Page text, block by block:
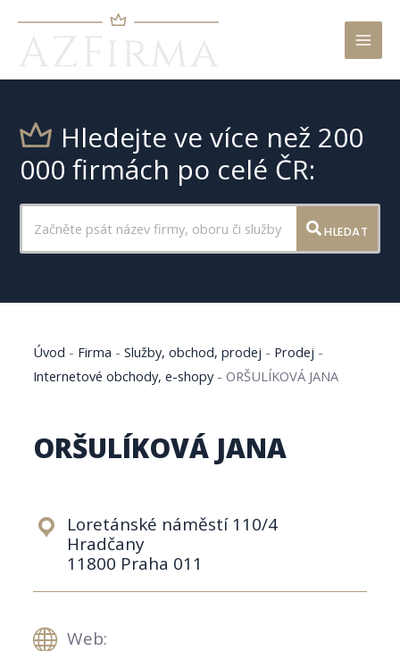
Hledejte ve více než 200
000 firmách po celé ČR:
HLEDAT
Úvod - Firma -Služby, obchod, prodej - Prodej -
Internetové obchody, e-shopy-ORŠULÍKOVÁ JANA
ORŠULÍKOVÁ JANA
Loretánské náměstí 110/4
Hradčany
11800 Praha 011
Web: